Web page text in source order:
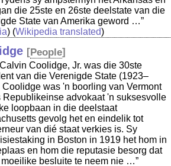
die 25ste en 26ste deelstate van die
State van Amerika geword …”
) (Wikipedia translated)
[People]
Coolidge, Jr. was die 30ste
van die Verenigde State (1923–
Coolidge was 'n boorling van Vermont
Republikeinse advokaat 'n suksesvolle
loopbaan in die deelstaat
gevolg het en eindelik tot
van dié staat verkies is. Sy
in Boston in 1919 het hom in
en hom die reputasie besorg dat
besluite te neem nie …”